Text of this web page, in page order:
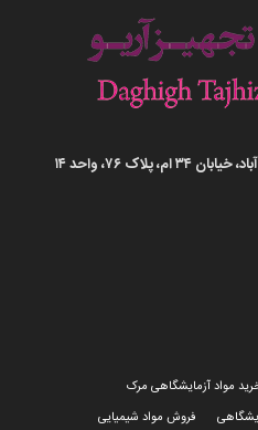
۷۶، واحد ۱۴
مواد آزمایشگاهی مرک
فروش مواد شیمیایی